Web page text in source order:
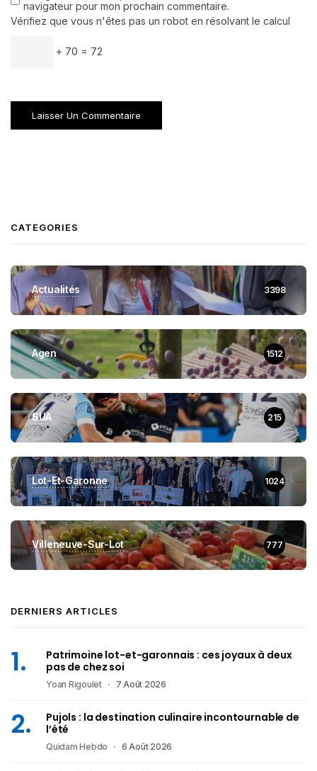
navigateur pour mon prochain commentaire.
Vérifiez que vous n'êtes pas un robot en résolvant le calcul
+ 70 = 72
CATEGORIES
Actualités 3398
Agen 1512
SUA 215
Lot-Et-Garonne 1024
Villeneuve-Sur-Lot 777
DERNIERS ARTICLES
Patrimoine lot-et-garonnais : ces joyaux à deux
pas de chez soi
Yoan Rigoulet 7 Août 2026
Pujols : la destination culinaire incontournable de
l’été
Quidam Hebdo 6 Août 2026